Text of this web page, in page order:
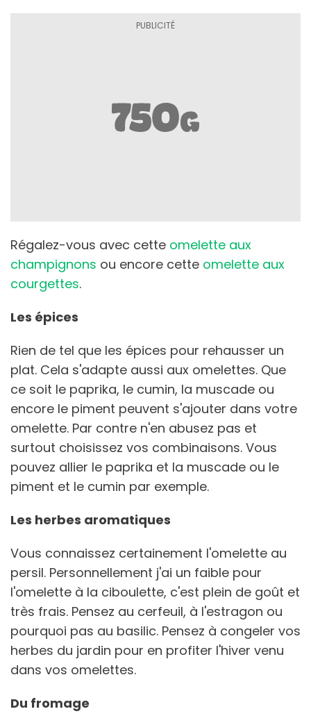
Régalez-vous avec cette omelette aux
champignons ou encore cette omelette aux
courgettes.
Les épices
Rien de tel que les épices pour rehausser un
plat. Cela s'adapte aussi aux omelettes. Que
ce soit le paprika, le cumin, la muscade ou
encore le piment peuvent s'ajouter dans votre
omelette. Par contre n'en abusez pas et
surtout choisissez vos combinaisons. Vous
pouvez allier le paprika et la muscade ou le
piment et le cumin par exemple.
Les herbes aromatiques
Vous connaissez certainement l'omelette au
persil. Personnellement j'ai un faible pour
l'omelette à la ciboulette, c'est plein de goût et
très frais. Pensez au cerfeuil, à l'estragon ou
pourquoi pas au basilic. Pensez à congeler vos
herbes du jardin pour en profiter l'hiver venu
dans vos omelettes.
Du fromage